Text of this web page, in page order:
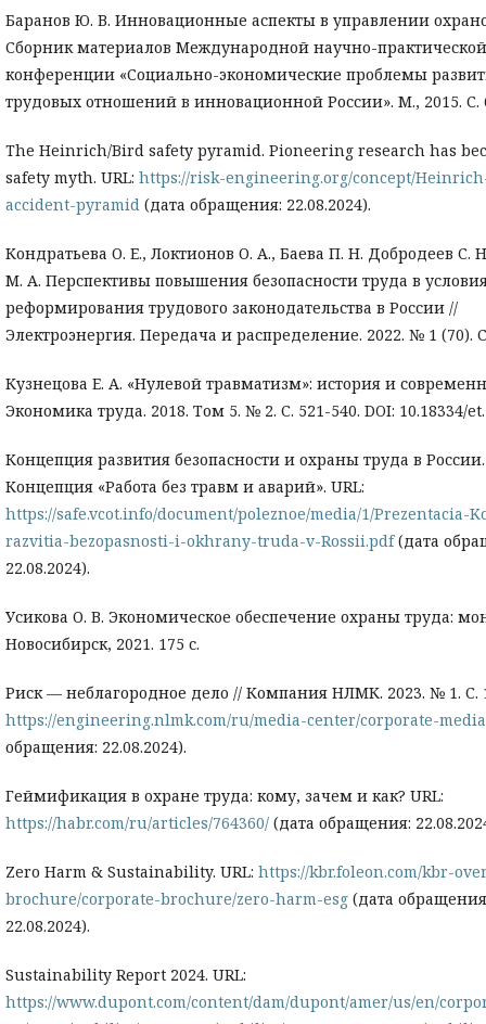
Баранов Ю. В. Инновационные аспекты в управлении
Сборник материалов Международной научно-практической
конференции «Социально-экономические проблемы
трудовых отношений в инновационной России». М., 2015. С.
The Heinrich/Bird safety pyramid. Pioneering research has
safety myth. URL: https://risk-engineering.org/concept/
accident-pyramid (дата обращения: 22.08.2024).
Кондратьева О. Е., Локтионов О. А., Баева П. Н. Добродеев С.
М. А. Перспективы повышения безопасности труда в
реформирования трудового законодательства в России //
Электроэнергия. Передача и распределение. 2022. № 1 (70).
Кузнецова Е. А. «Нулевой травматизм»: история и
Экономика труда. 2018. Том 5. № 2. С. 521-540. DOI: 10.18334/et.
Концепция развития безопасности и охраны труда в России.
Концепция «Работа без травм и аварий». URL:
https://safe.vcot.info/document/poleznoe/media/1/Prezentacia-
razvitia-bezopasnosti-i-okhrany-truda-v-Rossii.pdf(дата
22.08.2024).
Усикова О. В. Экономическое обеспечение охраны труда:
Новосибирск, 2021. 175 с.
Риск — неблагородное дело // Компания НЛМК. 2023. № 1. С.
https://engineering.nlmk.com/ru/media-center/corporate-
обращения: 22.08.2024).
Геймификация в охране труда: кому, зачем и как? URL:
https://habr.com/ru/articles/764360/ (дата обращения:
Zero Harm & Sustainability. URL: https://kbr.foleon.com/kbr-
brochure/corporate-brochure/zero-harm-esg (дата
22.08.2024).
Sustainability Report 2024. URL:
https://www.dupont.com/content/dam/dupont/amer/us/en/